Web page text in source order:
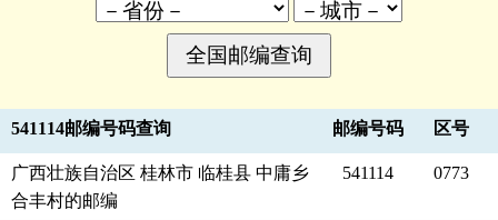
541114邮编号码查询 邮编号码 区号
广西壮族自治区 桂林市 临桂县 中庸乡
合丰村的邮编
541114 0773